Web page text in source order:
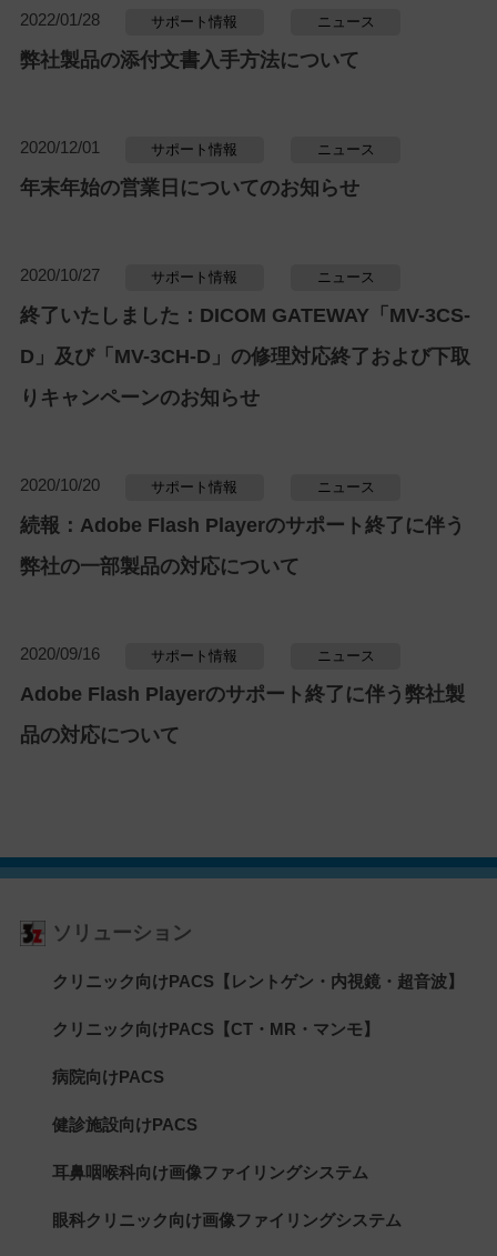
2022/01/28 サポート情報 ニュース
弊社製品の添付文書入手方法について
2020/12/01 サポート情報 ニュース
年末年始の営業日についてのお知らせ
2020/10/27 サポート情報 ニュース
終了いたしました：DICOM GATEWAY「MV-3CS-
D」及び「MV-3CH-D」の修理対応終了および下取
りキャンペーンのお知らせ
2020/10/20 サポート情報 ニュース
続報：Adobe Flash Playerのサポート終了に伴う
弊社の一部製品の対応について
2020/09/16 サポート情報 ニュース
Adobe Flash Playerのサポート終了に伴う弊社製
品の対応について
ソリューション
クリニック向けPACS【レントゲン・内視鏡・超音波】
クリニック向けPACS【CT・MR・マンモ】
病院向けPACS
健診施設向けPACS
耳鼻咽喉科向け画像ファイリングシステム
眼科クリニック向け画像ファイリングシステム